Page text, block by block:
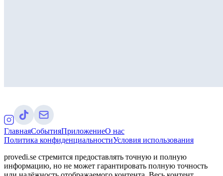
ГлавнаяСобытияПриложениеО нас
Политика конфиденциальностиУсловия использования
provedi.se стремится предоставлять точную и полную
информацию, но не может гарантировать полную точность